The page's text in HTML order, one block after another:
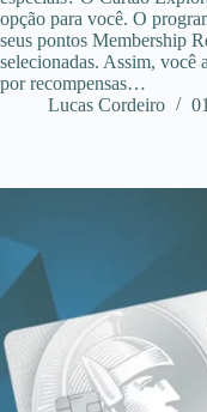
opção para você. O
seus pontos Membership
selecionadas. Assim, você
por recompensas…
Lucas Cordeiro